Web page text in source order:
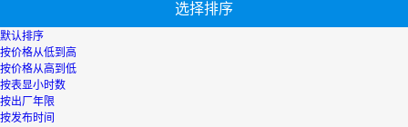
选择排序
默认排序
按价格从低到高
按价格从高到低
按表显小时数
按出厂年限
按发布时间